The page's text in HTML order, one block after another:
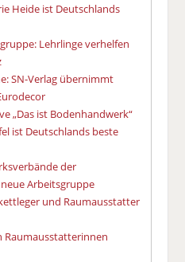
Heide ist Deutschlands
Lehrlinge verhelfen
SN-Verlag übernimmt
„Das ist Bodenhandwerk“
ist Deutschlands beste
der
Arbeitsgruppe
und Raumausstatter
Raumausstatterinnen